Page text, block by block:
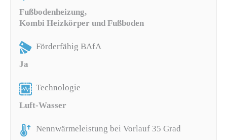
Fußbodenheizung,
Kombi Heizkörper und Fußboden
Förderfähig BAfA
Ja
Technologie
Luft-Wasser
Nennwärmeleistung bei Vorlauf 35 Grad